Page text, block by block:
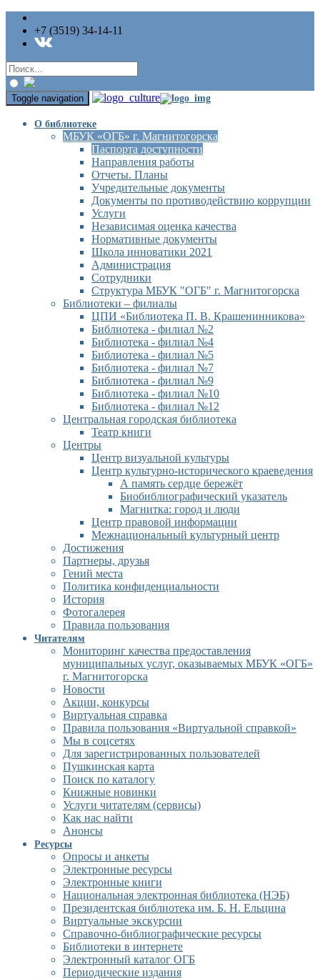
+7 (3519) 34-14-11
Toggle navigation
О библиотеке
МБУК «ОГБ» г. Магнитогорска
Паспорта доступности
Направления работы
Отчеты. Планы
Учредительные документы
Документы по противодействию коррупции
Услуги
Независимая оценка качества
Нормативные документы
Школа инноватики 2021
Администрация
Сотрудники
Структура МБУК "ОГБ" г. Магнитогорска
Библиотеки – филиалы
ЦПИ «Библиотека П. В. Крашенинникова»
Библиотека - филиал №2
Библиотека - филиал №4
Библиотека - филиал №5
Библиотека - филиал №7
Библиотека - филиал №9
Библиотека - филиал №10
Библиотека - филиал №12
Центральная городская библиотека
Театр книги
Центры
Центр визуальной культуры
Центр культурно-исторического краеведения
А память сердце бережёт
Биобиблиографический указатель
Магнитка: город и люди
Центр правовой информации
Межнациональный культурный центр
Достижения
Партнеры, друзья
Гений места
Политика конфиденциальности
История
Фотогалерея
Правила пользования
Читателям
Мониторинг качества предоставления
муниципальных услуг, оказываемых МБУК «ОГБ»
г. Магнитогорска
Новости
Акции, конкурсы
Виртуальная справка
Правила пользования «Виртуальной справкой»
Мы в соцсетях
Для зарегистрированных пользователей
Пушкинская карта
Поиск по каталогу
Книжные новинки
Услуги читателям (сервисы)
Как нас найти
Анонсы
Ресурсы
Опросы и анкеты
Электронные ресурсы
Электронные книги
Национальная электронная библиотека (НЭБ)
Президентская библиотека им. Б. Н. Ельцина
Виртуальные экскурсии
Справочно-библиографические ресурсы
Библиотеки в интернете
Электронный каталог ОГБ
Периодические издания